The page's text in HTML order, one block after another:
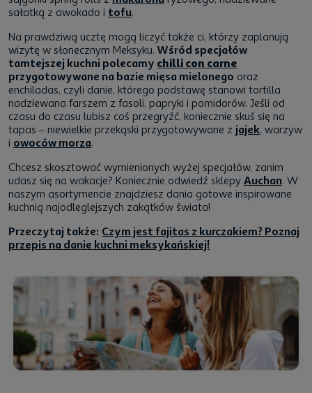
sałatką z awokado i tofu.
Na prawdziwą ucztę mogą liczyć także ci, którzy zaplanują
wizytę w słonecznym Meksyku. Wśród specjałów
tamtejszej kuchni polecamy chilli con carne
przygotowywane na bazie mięsa mielonego oraz
enchiladas, czyli danie, którego podstawę stanowi tortilla
nadziewana farszem z fasoli, papryki i pomidorów. Jeśli od
czasu do czasu lubisz coś przegryźć, koniecznie skuś się na
tapas – niewielkie przekąski przygotowywane z jajek, warzyw
i owoców morza.
Chcesz skosztować wymienionych wyżej specjałów, zanim
udasz się na wakacje? Koniecznie odwiedź sklepy Auchan. W
naszym asortymencie znajdziesz dania gotowe inspirowane
kuchnią najodleglejszych zakątków świata!
Przeczytaj także: Czym jest fajitas z kurczakiem? Poznaj
przepis na danie kuchni meksykańskiej!